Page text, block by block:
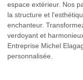
espace extérieur. Nos
la structure et
enchanteur.
verdoyant et
Entreprise Michel
personnalisée.